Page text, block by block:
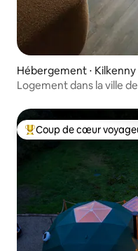
Hébergement ⋅ Kilkenny
Logement dans la ville
Coups de cœur
Coup de cœur